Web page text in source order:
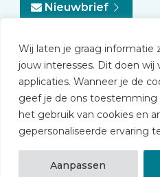
Wij laten je graag informatie
jouw interesses. Dit doen wij
applicaties. Wanneer je de
geef je de ons toestemming
het gebruik van cookies en
gepersonaliseerde ervaring
Aanpassen
Nieuwbrief
© 2026 NVD
Privacy statement
Disclaimer